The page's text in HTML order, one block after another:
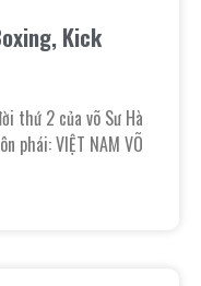
Kick
thứ 2 của võ Sư Hà
phái: VIỆT NAM VÕ